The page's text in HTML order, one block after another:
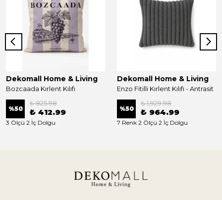
Dekomall Home & Living
Bozcaada Kırlent Kılıfı
%50
₺ 825.98
₺ 412.99
3 Ölçü 2 İç Dolgu
Dekomall Home & Living
Enzo Fitilli Kırlent Kılıfı - Antrasit
%50
₺ 1,929.98
₺ 964.99
7 Renk 2 Ölçü 2 İç Dolgu